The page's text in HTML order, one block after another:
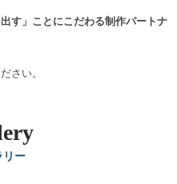
出す」ことにこだわる制作パートナ
さい。
リー